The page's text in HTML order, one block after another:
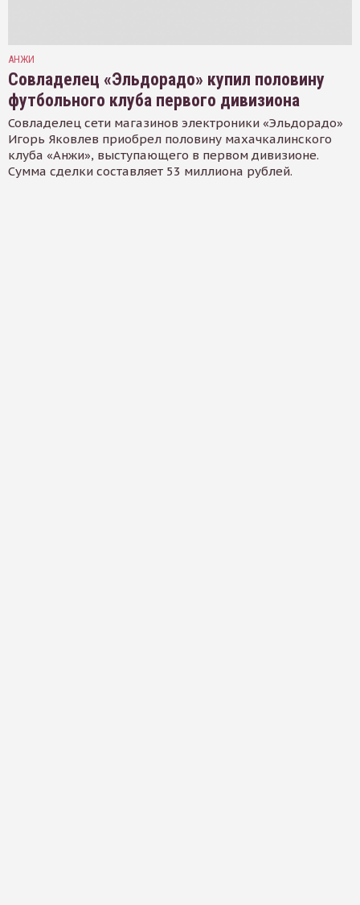
АНЖИ
Совладелец «Эльдорадо» купил половину
футбольного клуба первого дивизиона
Совладелец сети магазинов электроники «Эльдорадо»
Игорь Яковлев приобрел половину махачкалинского
клуба «Анжи», выступающего в первом дивизионе.
Сумма сделки составляет 53 миллиона рублей.